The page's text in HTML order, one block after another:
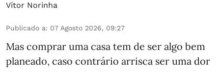
Vítor Norinha
Publicado a: 07 Agosto 2026, 09:27
Mas comprar uma casa tem de ser algo bem
planeado, caso contrário arrisca ser uma dor